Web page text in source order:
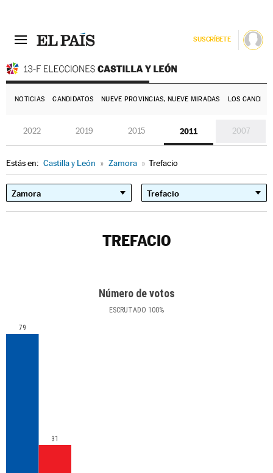
SUSCRÍBETE
NOTICIAS CANDIDATOS NUEVE PROVINCIAS, NUEVE MIRADAS LOS
2022 2019 2015 2011 2007
Estás en: Castilla y León » Zamora » Trefacio
TREFACIO
Número de votos
ESCRUTADO 100%
79
31